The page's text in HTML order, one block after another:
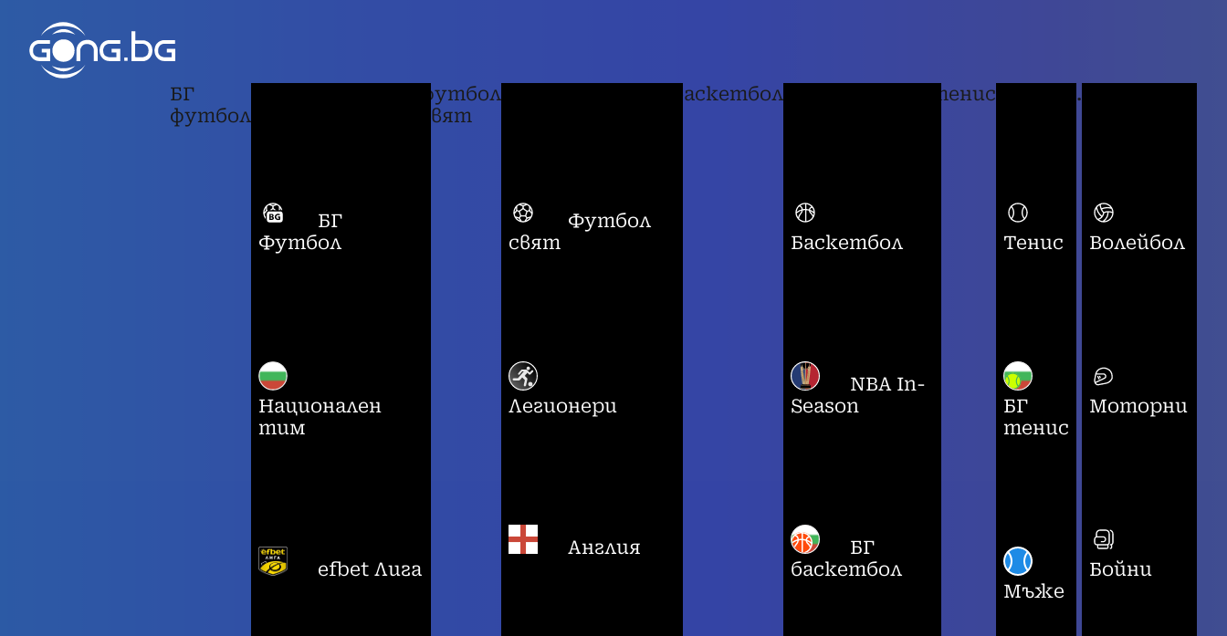
БГ
футбол
БГ
Футбол
Национален
тим
efbet Лига
футбол
свят
Футбол
свят
Легионери
Англия
баскетбол
Баскетбол
NBA In-
Season
БГ
баскетбол
тенис
Тенис
БГ
тенис
Мъже
...
Волейбол
Моторни
Бойни